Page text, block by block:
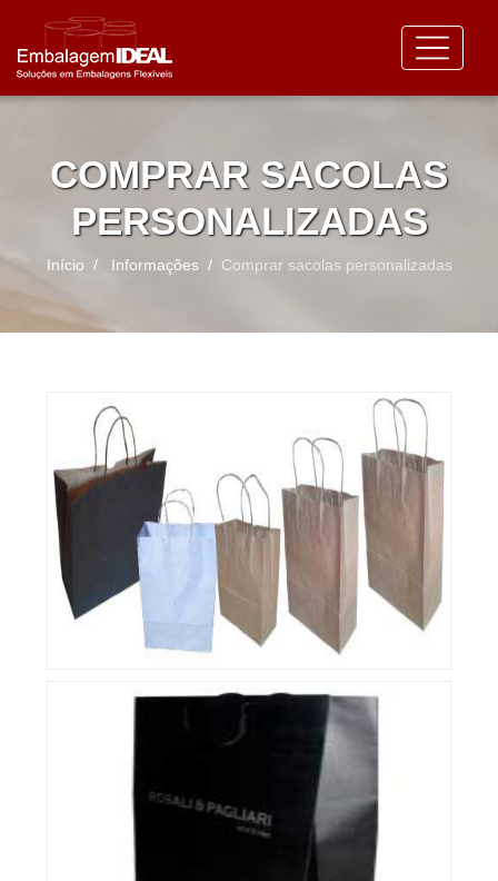
COMPRAR SACOLAS
PERSONALIZADAS
Início Informações Comprar sacolas personalizadas